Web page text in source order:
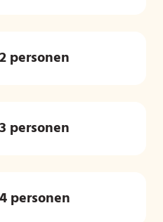
personen
personen
personen